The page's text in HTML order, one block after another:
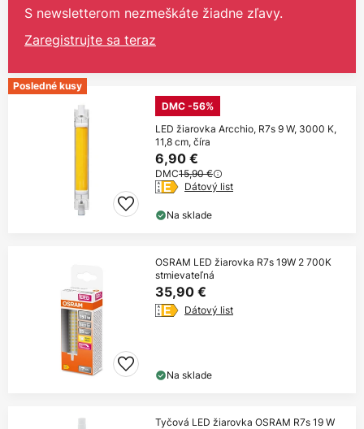
S newsletterom nezmeškáte žiadne zľavy.
Zaregistrujte sa teraz
Posledné kusy
DMC -56%
LED žiarovka Arcchio, R7s 9 W, 3000 K,
11,8 cm, číra
6,90 €
DMC15,90 €
Dátový list
Na sklade
OSRAM LED žiarovka R7s 19W 2 700K
stmievateľná
35,90 €
Dátový list
Na sklade
Tyčová LED žiarovka OSRAM R7s 19 W